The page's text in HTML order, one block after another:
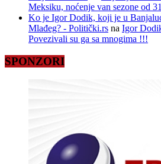
Meksiku, noćenje van sezone od
Ko je Igor Dodik, koji je u
Mlađeg? - Politički.rs na Igor
Povezivali su ga sa mnogima !!!
SPONZORI